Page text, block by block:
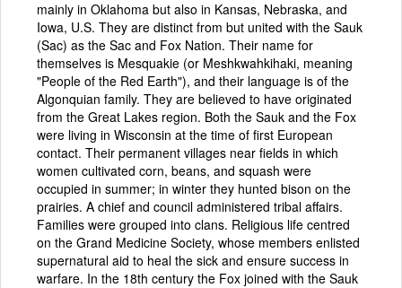
mainly in Oklahoma but also in Kansas, Nebraska, and
Iowa, U.S. They are distinct from but united with the Sauk
(Sac) as the Sac and Fox Nation. Their name for
themselves is Mesquakie (or Meshkwahkihaki, meaning
"People of the Red Earth"), and their language is of the
Algonquian family. They are believed to have originated
from the Great Lakes region. Both the Sauk and the Fox
were living in Wisconsin at the time of first European
contact. Their permanent villages near fields in which
women cultivated corn, beans, and squash were
occupied in summer; in winter they hunted bison on the
prairies. A chief and council administered tribal affairs.
Families were grouped into clans. Religious life centred
on the Grand Medicine Society, whose members enlisted
supernatural aid to heal the sick and ensure success in
warfare. In the 18th century the Fox joined with the Sauk